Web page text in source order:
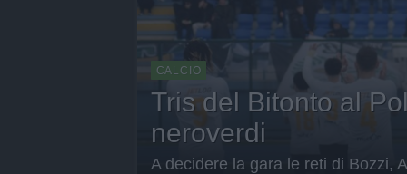
CALCIO
Tris del Bitonto al
neroverdi
A decidere la gara le reti di Bozzi,